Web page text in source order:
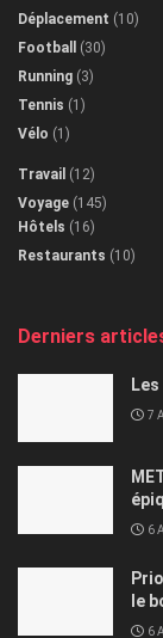
Déplacement (10)
Football
(30)
Running (3)
Tennis (1)
Vélo (1)
Travail (12)
Voyage (145)
Hôtels (16)
Restaurants (10)
Derniers
7
6
le
6